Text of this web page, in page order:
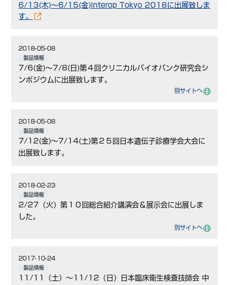
6/13(木)～6/15(金)interop Tokyo 2018に出展致しま
す。
2018-05-08
製品情報
7/6(金)～7/8(日)第４回クリニカルバイオバンク研究会シ
ンポジウムに出展致します。
別サイトへ
2018-05-08
製品情報
7/12(金)～7/14(土)第２５回日本遺伝子診療学会大会に
出展致します。
2018-02-23
製品情報
2/27（火）第１０回総合紹介講演会＆展示会に出展しま
した。
別サイトへ
2017-10-24
製品情報
11/11（土）～11/12（日）日本臨床衛生検査技師会 中